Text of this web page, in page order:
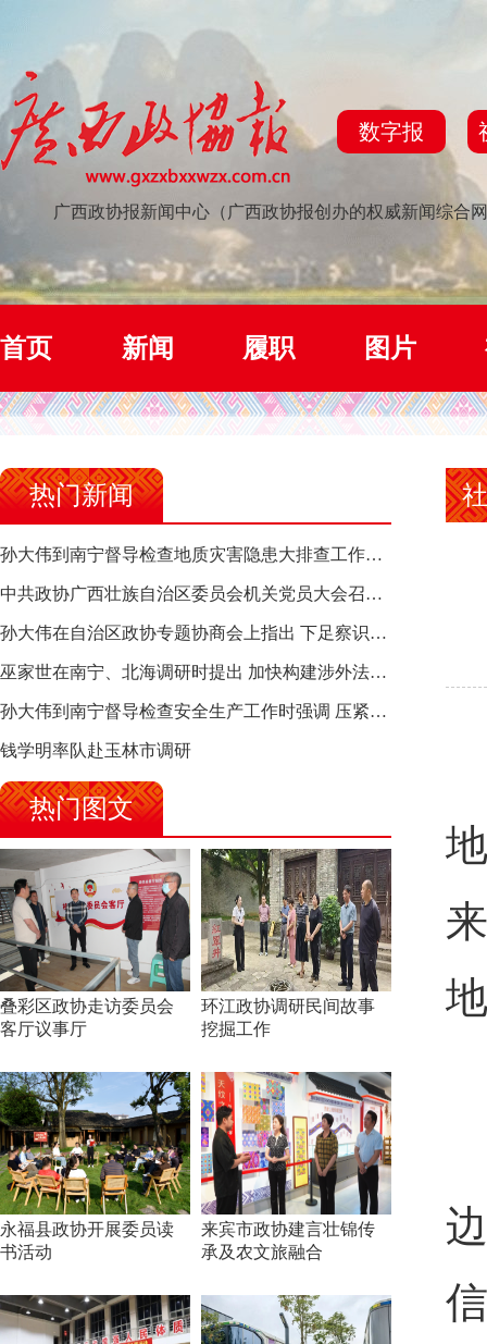
数字报
广西政协报新闻中心（广西政协报创办的权威新闻综合
首页 新闻 履职 图片
热门新闻
孙大伟到南宁督导检查地质灾害隐患大排查工作时强调 筑牢地质灾害安全防线 全力保障人民群众生命财产安全
中共政协广西壮族自治区委员会机关党员大会召开 选举产生新一届机关党委、机关纪委
孙大伟在自治区政协专题协商会上指出 下足察识谋督之功 恪尽服务大局之责 助推有色金属、关键金属产业高质量发展
巫家世在南宁、北海调研时提出 加快构建涉外法律供给集群 护航向海经济高质量发展
孙大伟到南宁督导检查安全生产工作时强调 压紧压实责任 狠抓隐患整治 坚决筑牢安全生产防线
钱学明率队赴玉林市调研
热门图文
叠彩区政协走访委员会
客厅议事厅
环江政协调研民间故事
挖掘工作
永福县政协开展委员读
书活动
来宾市政协建言壮锦传
承及农文旅融合